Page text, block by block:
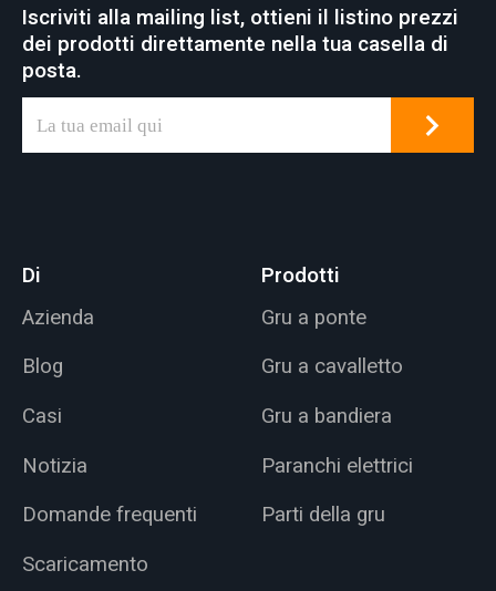
Iscriviti alla mailing list, ottieni il listino prezzi
dei prodotti direttamente nella tua casella di
posta.
Di
Azienda
Blog
Casi
Notizia
Domande frequenti
Scaricamento
Prodotti
Gru a ponte
Gru a cavalletto
Gru a bandiera
Paranchi elettrici
Parti della gru